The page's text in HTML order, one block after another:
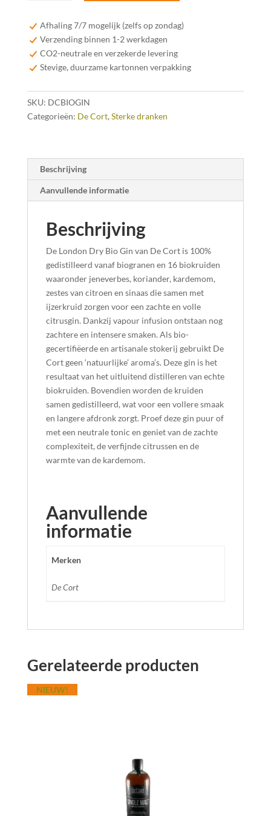
Dry
Bio
Gin
42%
aantal
Afhaling 7/7 mogelijk (zelfs op zondag)
Verzending binnen 1-2 werkdagen
CO2-neutrale en verzekerde levering
Stevige, duurzame kartonnen verpakking
SKU: DCBIOGIN
Categorieën: De Cort, Sterke dranken
Beschrijving
Aanvullende informatie
Beschrijving
De London Dry Bio Gin van De Cort is 100%
gedistilleerd vanaf biogranen en 16 biokruiden
waaronder jeneverbes, koriander, kardemom,
zestes van citroen en sinaas die samen met
ijzerkruid zorgen voor een zachte en volle
citrusgin. Dankzij vapour infusion ontstaan nog
zachtere en intensere smaken. Als bio-
gecertifiëerde en artisanale stokerij gebruikt De
Cort geen ‘natuurlijke’ aroma’s. Deze gin is het
resultaat van het uitluitend distilleren van echte
biokruiden. Bovendien worden de kruiden
samen gedistilleerd, wat voor een vollere smaak
en langere afdronk zorgt. Proef deze gin puur of
met een neutrale tonic en geniet van de zachte
complexiteit, de verfijnde citrussen en de
warmte van de kardemom.
Aanvullende
informatie
Merken
De Cort
Gerelateerde producten
NIEUW!